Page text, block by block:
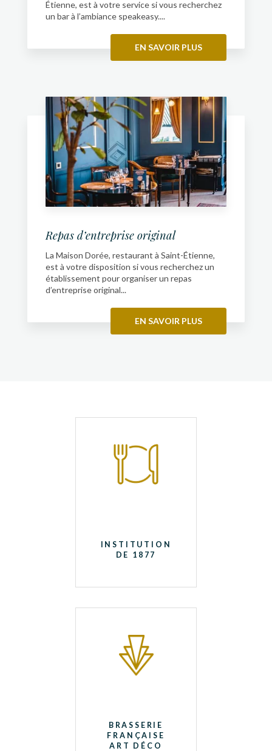
Étienne, est à votre service si vous recherchez
un bar à l’ambiance speakeasy....
EN SAVOIR PLUS
Repas d’entreprise original
La Maison Dorée, restaurant à Saint-Étienne,
est à votre disposition si vous recherchez un
établissement pour organiser un repas
d’entreprise original...
EN SAVOIR PLUS
INSTITUTION
DE 1877
BRASSERIE
FRANÇAISE
ART DÉCO